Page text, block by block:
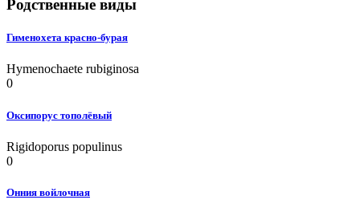
Родственные виды
Гименохета красно-бурая
Hymenochaete rubiginosa
0
Оксипорус тополёвый
Rigidoporus populinus
0
Онния войлочная